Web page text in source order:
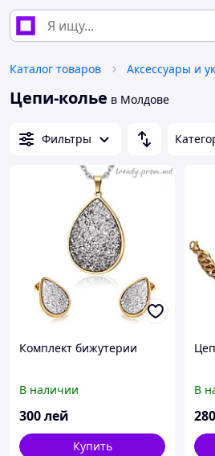
Каталог товаров Аксессуары и
Цепи-колье в Молдове
Фильтры
Комплект бижутерии
В наличии
300лей
Купить
В
280